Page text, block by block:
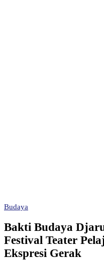
Budaya
Bakti Budaya
Festival Teater
Ekspresi Gerak